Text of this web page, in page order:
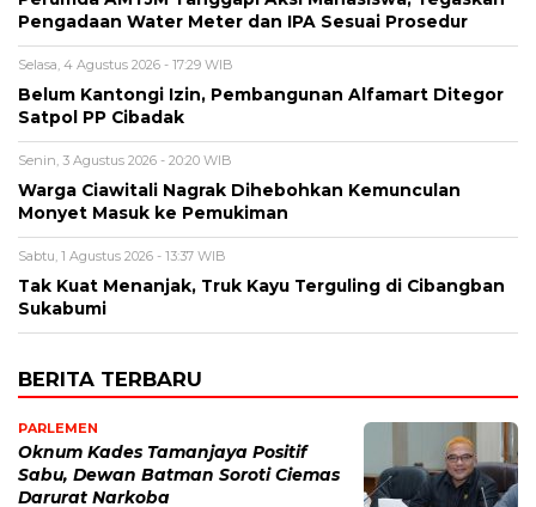
Pengadaan Water Meter dan IPA Sesuai Prosedur
Selasa, 4 Agustus 2026 - 17:29 WIB
Belum Kantongi Izin, Pembangunan Alfamart Ditegor
Satpol PP Cibadak
Senin, 3 Agustus 2026 - 20:20 WIB
Warga Ciawitali Nagrak Dihebohkan Kemunculan
Monyet Masuk ke Pemukiman
Sabtu, 1 Agustus 2026 - 13:37 WIB
Tak Kuat Menanjak, Truk Kayu Terguling di Cibangban
Sukabumi
BERITA TERBARU
PARLEMEN
Oknum Kades Tamanjaya Positif
Sabu, Dewan Batman Soroti Ciemas
Darurat Narkoba